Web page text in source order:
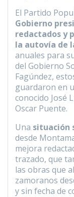
El Partido
Gobierno
redactados y
la autovía de
anuales para
del Gobierno
Fagúndez,
guardaron en
conocido José
Oscar Puente.
Una situación
desde
mejora
trazado, que
las obras que
zamoranos
y sin fecha de